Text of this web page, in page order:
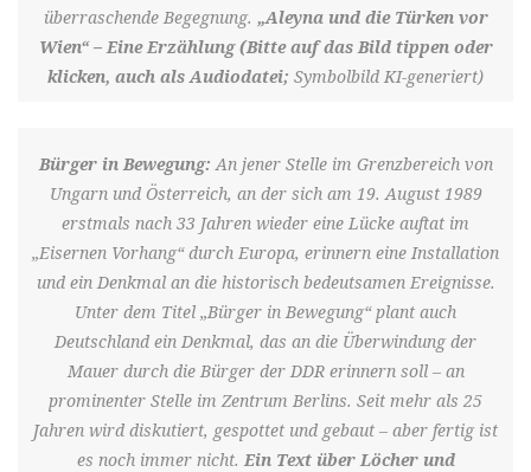
überraschende Begegnung. „Aleyna und die Türken vor
Wien“ – Eine Erzählung (Bitte auf das Bild tippen oder
klicken, auch als Audiodatei; Symbolbild KI-generiert)
Bürger in Bewegung: An jener Stelle im Grenzbereich von
Ungarn und Österreich, an der sich am 19. August 1989
erstmals nach 33 Jahren wieder eine Lücke auftat im
„Eisernen Vorhang“ durch Europa, erinnern eine Installation
und ein Denkmal an die historisch bedeutsamen Ereignisse.
Unter dem Titel „Bürger in Bewegung“ plant auch
Deutschland ein Denkmal, das an die Überwindung der
Mauer durch die Bürger der DDR erinnern soll – an
prominenter Stelle im Zentrum Berlins. Seit mehr als 25
Jahren wird diskutiert, gespottet und gebaut – aber fertig ist
es noch immer nicht. Ein Text über Löcher und